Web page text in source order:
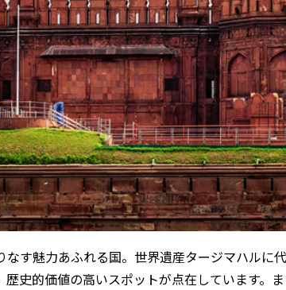
す魅力あふれる国。世界遺産タージマハルに
史的価値の高いスポットが点在しています。